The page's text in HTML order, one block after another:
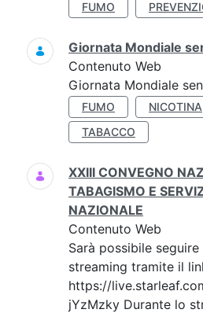
FUMO
Giornata Mondiale
Contenuto Web
Giornata Mondiale
FUMO NICOTINA
TABACCO
XXIII CONVEGNO
TABAGISMO E
NAZIONALE
Contenuto Web
Sarà possibile
streaming tramite il
https://
jYzMzky Durante lo